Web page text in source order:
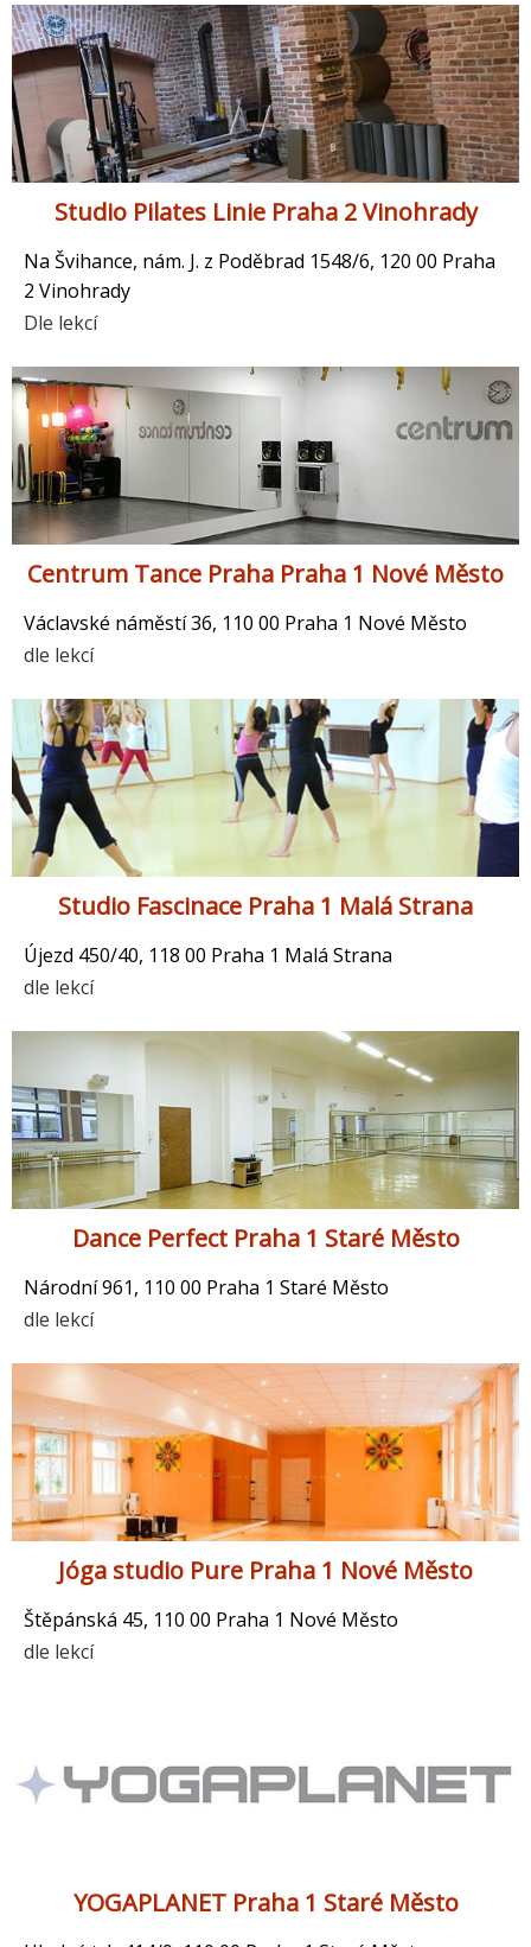
Studio Pilates Linie Praha 2 Vinohrady
Na Švihance, nám. J. z Poděbrad 1548/6, 120 00 Praha
2 Vinohrady
Dle lekcí
Centrum Tance Praha Praha 1 Nové Město
Václavské náměstí 36, 110 00 Praha 1 Nové Město
dle lekcí
Studio Fascinace Praha 1 Malá Strana
Újezd 450/40, 118 00 Praha 1 Malá Strana
dle lekcí
Dance Perfect Praha 1 Staré Město
Národní 961, 110 00 Praha 1 Staré Město
dle lekcí
Jóga studio Pure Praha 1 Nové Město
Štěpánská 45, 110 00 Praha 1 Nové Město
dle lekcí
YOGAPLANET Praha 1 Staré Město